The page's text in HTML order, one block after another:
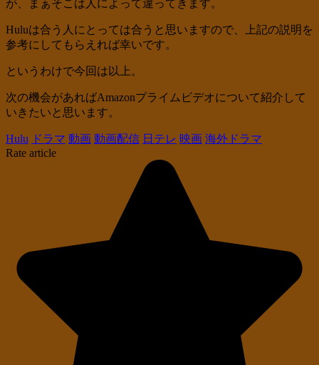
が、まぁそこは人によって違ってきます。
Huluは合う人にとっては合うと思いますので、上記の説明を
参考にしてもらえれば幸いです。
というわけで今回は以上。
次の機会があればAmazonプライムビデオについて紹介して
いきたいと思います。
Hulu ドラマ 動画 動画配信 日テレ 映画 海外ドラマ
Rate article